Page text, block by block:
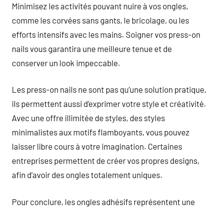
Minimisez les activités pouvant nuire à vos ongles,
comme les corvées sans gants, le bricolage, ou les
efforts intensifs avec les mains. Soigner vos press-on
nails vous garantira une meilleure tenue et de
conserver un look impeccable.
Les press-on nails ne sont pas qu’une solution pratique,
ils permettent aussi d’exprimer votre style et créativité.
Avec une offre illimitée de styles, des styles
minimalistes aux motifs flamboyants, vous pouvez
laisser libre cours à votre imagination. Certaines
entreprises permettent de créer vos propres designs,
afin d’avoir des ongles totalement uniques.
Pour conclure, les ongles adhésifs représentent une